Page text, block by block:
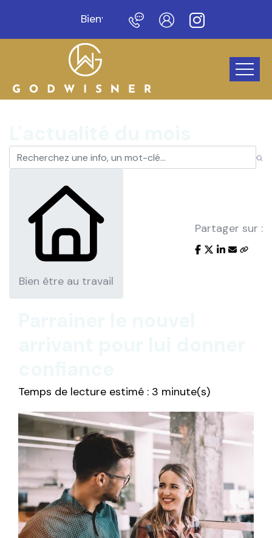
Bienvenue sur notre nouveau site !
Bien être au travail
Partager sur :
Temps de lecture estimé : 3 minute(s)